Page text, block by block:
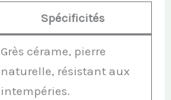
Spécificités
Grès cérame, pierre
naturelle, résistant aux
intempéries.